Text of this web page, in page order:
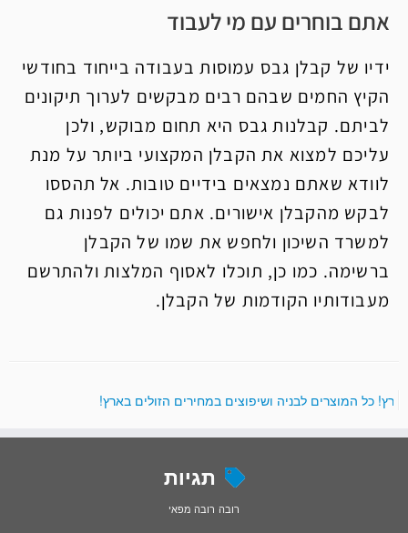
אתם בוחרים עם מי לעבוד
ידיו של קבלן גבס עמוסות בעבודה בייחוד בחודשי
הקיץ החמים שבהם רבים מבקשים לערוך תיקונים
לביתם. קבלנות גבס היא תחום מבוקש, ולכן
עליכם למצוא את הקבלן המקצועי ביותר על מנת
לוודא שאתם נמצאים בידיים טובות. אל תהססו
לבקש מהקבלן אישורים. אתם יכולים לפנות גם
למשרד השיכון ולחפש את שמו של הקבלן
ברשימה. כמו כן, תוכלו לאסוף המלצות ולהתרשם
מעבודותיו הקודמות של הקבלן.
בארץ! כל המוצרים לבניה ושיפוצים במחירים הזולים בארץ!
תגיות
רובה רובה מפאי